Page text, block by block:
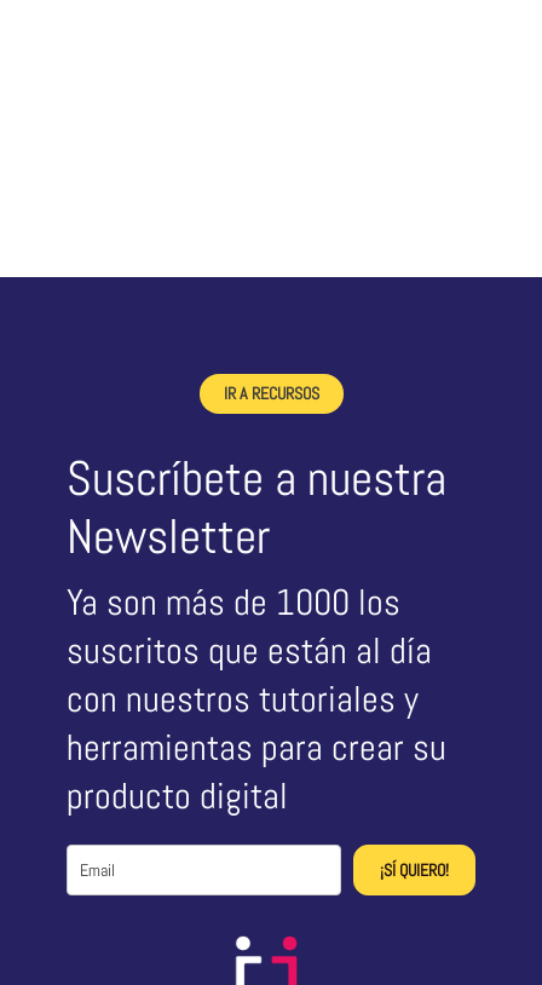
IR A RECURSOS
Suscríbete a nuestra
Newsletter
Ya son más de 1000 los
suscritos que están al día
con nuestros tutoriales y
herramientas para crear su
producto digital
¡SÍ QUIERO!